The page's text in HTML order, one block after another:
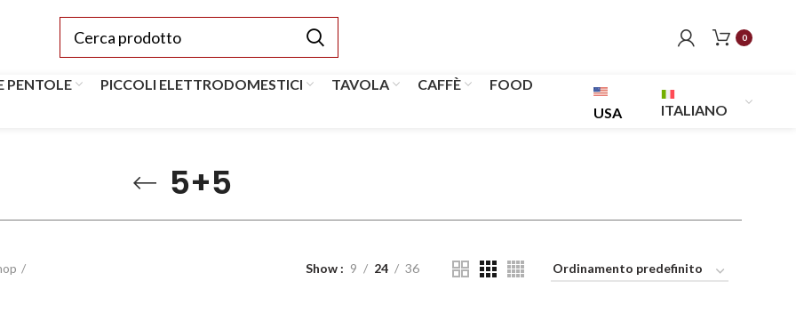
0
PENTOLE PICCOLI ELETTRODOMESTICI TAVOLA CAFFÈ FOOD
USA ITALIANO
5+5
Show 9 24 36